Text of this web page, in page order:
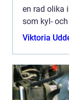
en rad olika
som kyl-
Viktoria